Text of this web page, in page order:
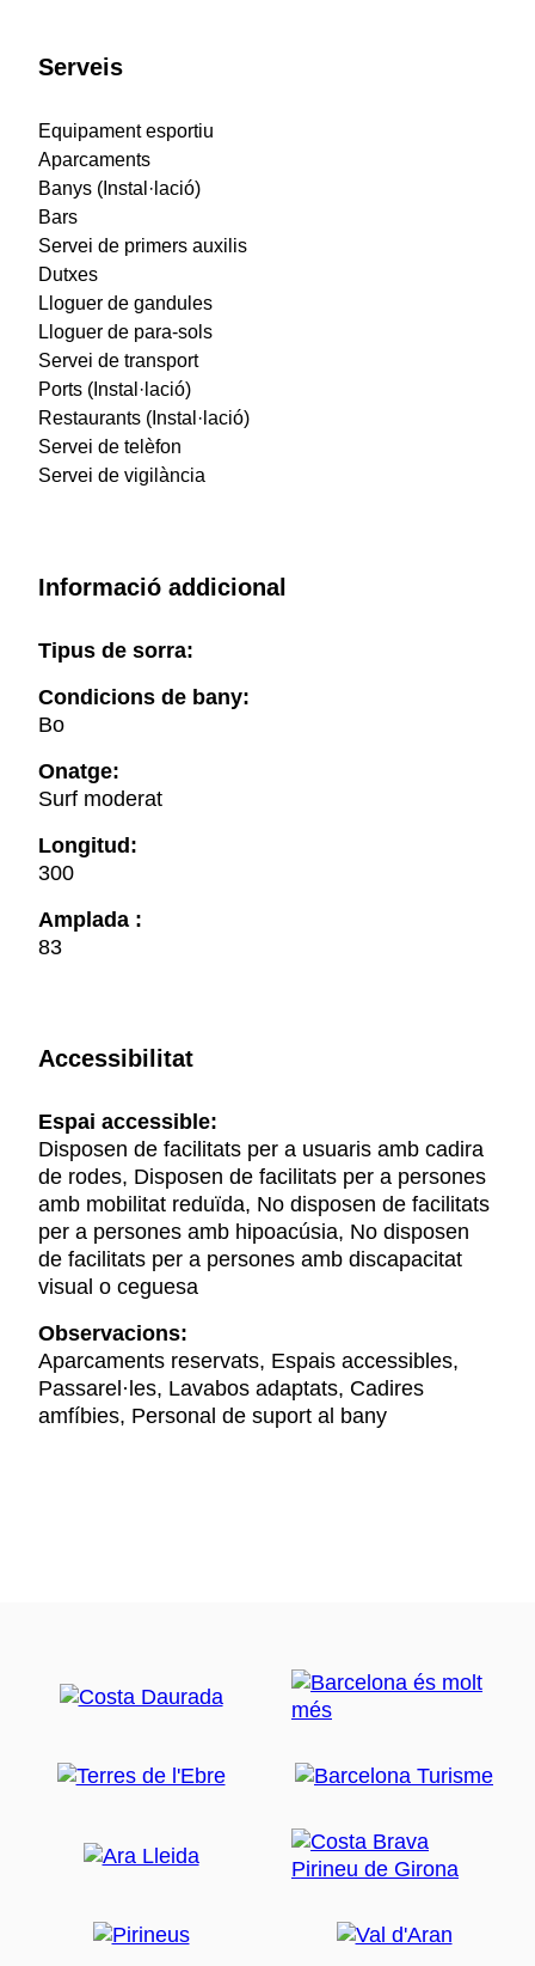
Serveis
Equipament esportiu
Aparcaments
Banys (Instal·lació)
Bars
Servei de primers auxilis
Dutxes
Lloguer de gandules
Lloguer de para-sols
Servei de transport
Ports (Instal·lació)
Restaurants (Instal·lació)
Servei de telèfon
Servei de vigilància
Informació addicional
Tipus de sorra:
Condicions de bany:
Bo
Onatge:
Surf moderat
Longitud:
300
Amplada :
83
Accessibilitat
Espai accessible:
Disposen de facilitats per a usuaris amb cadira
de rodes, Disposen de facilitats per a persones
amb mobilitat reduïda, No disposen de facilitats
per a persones amb hipoacúsia, No disposen
de facilitats per a persones amb discapacitat
visual o ceguesa
Observacions:
Aparcaments reservats, Espais accessibles,
Passarel·les, Lavabos adaptats, Cadires
amfíbies, Personal de suport al bany